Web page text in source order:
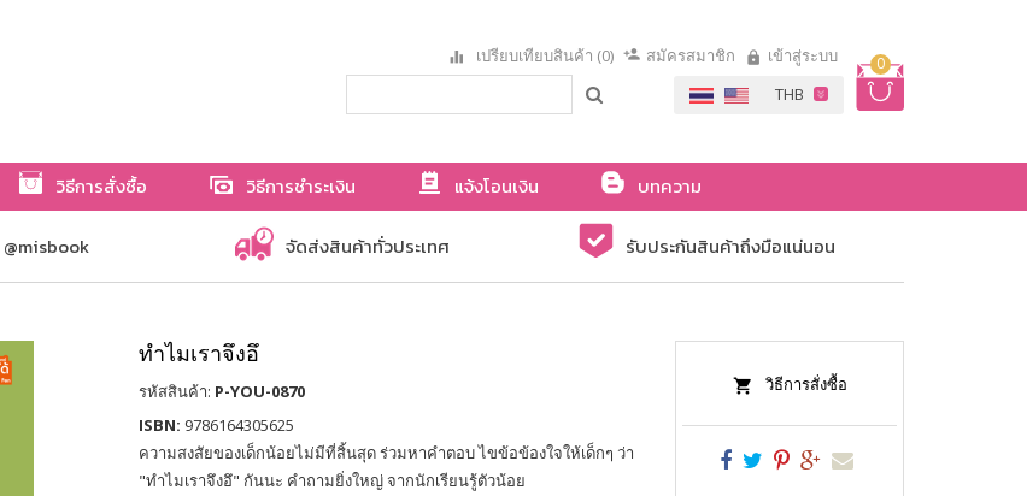
0
เปรียบเทียบสินค้า (0) สมัครสมาชิก เข้าสู่ระบบ
วิธีการสั่งซื้อ วิธีการชำระเงิน แจ้งโอนเงิน
บทความ
จัดส่งสินค้าทั่วประเทศ รับประกันสินค้าถึงมือแน่นอน
ทำไมเราจึงอึ
รหัสสินค้า: P-YOU-0870
ISBN: 9786164305625
ความสงสัยของเด็กน้อยไม่มีที่สิ้นสุด ร่วมหาคำตอบ ไขข้อข้องใจให้เด็กๆ ว่า
"ทำไมเราจึงอึ" กันนะ คำถามยิ่งใหญ่ จากนักเรียนรู้ตัวน้อย
วิธีการสั่งซื้อ